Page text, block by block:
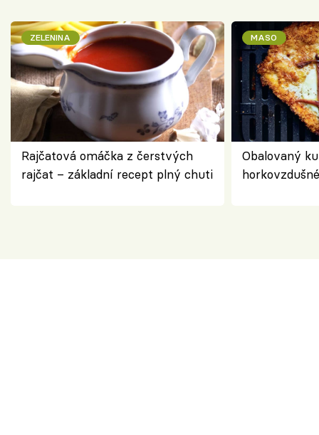
ZELENINA
Rajčatová omáčka z čerstvých
rajčat – základní recept plný chuti
MASO
Obalovaný